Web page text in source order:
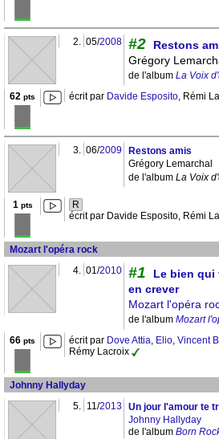
2. 05/2008 #2
Restons
Grégory
de l'album La Voix
62 pts écrit par Davide Esposito, Rémi
3. 06/2009
Restons amis
Grégory Lemarchal
de l'album La Voix
1 pts
R
écrit par Davide Esposito, Rémi
Mozart l'opéra rock
4. 01/2010 #1
Le bien qui
en crever
Mozart l'opéra
de l'album Mozart
66 pts écrit par Dove Attia, Elio, Vincent
Rémy Lacroix
Johnny Hallyday
5. 11/2013
Un jour l'amour te
Johnny Hallyday
de l'album Born